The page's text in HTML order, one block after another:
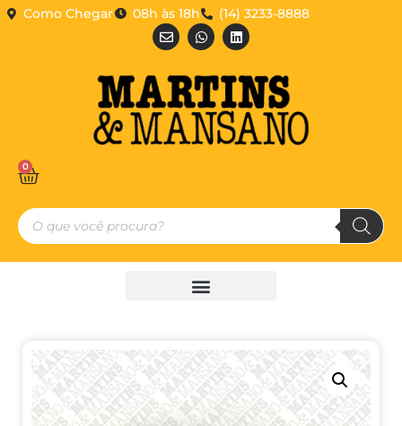
Como Chegar 08h às 18h (14) 3233-8888
0